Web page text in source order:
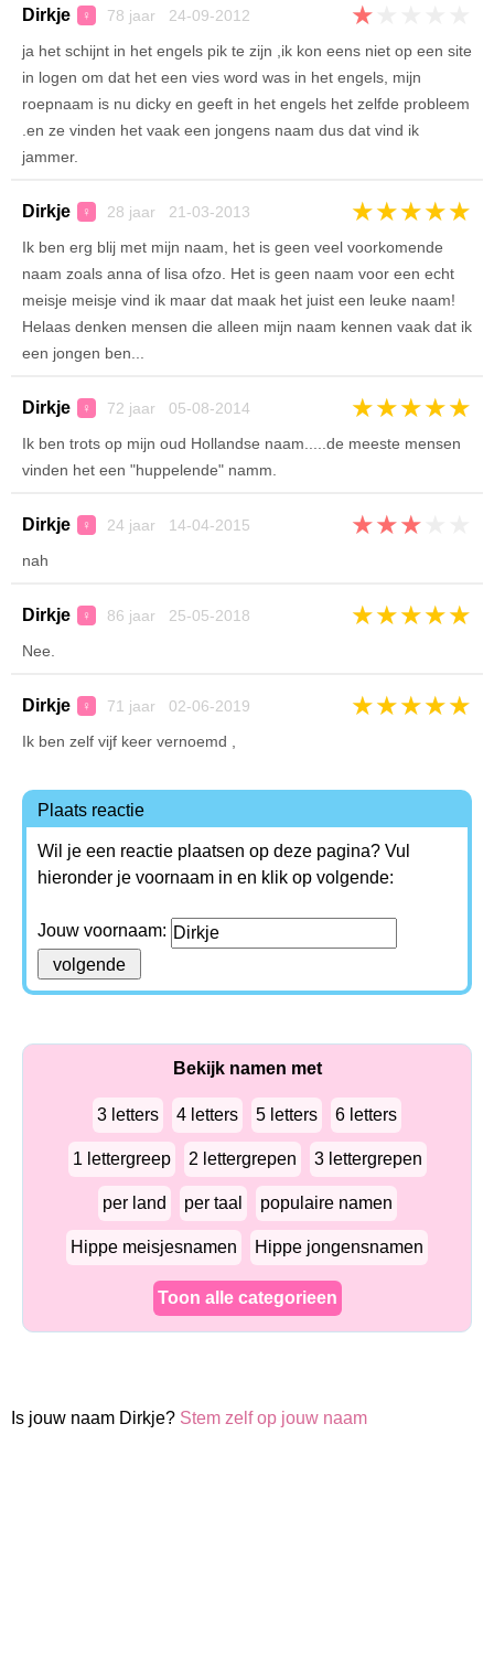
Dirkje ♀ 78 jaar 24-09-2012 ★
ja het schijnt in het engels pik te zijn ,ik kon eens niet op een site
in logen om dat het een vies word was in het engels, mijn
roepnaam is nu dicky en geeft in het engels het zelfde probleem
.en ze vinden het vaak een jongens naam dus dat vind ik
jammer.
Dirkje ♀ 28 jaar 21-03-2013 ★★★★★
Ik ben erg blij met mijn naam, het is geen veel voorkomende
naam zoals anna of lisa ofzo. Het is geen naam voor een echt
meisje meisje vind ik maar dat maak het juist een leuke naam!
Helaas denken mensen die alleen mijn naam kennen vaak dat ik
een jongen ben...
Dirkje ♀ 72 jaar 05-08-2014 ★★★★★
Ik ben trots op mijn oud Hollandse naam.....de meeste mensen
vinden het een "huppelende" namm.
Dirkje ♀ 24 jaar 14-04-2015 ★★★
nah
Dirkje ♀ 86 jaar 25-05-2018 ★★★★★
Nee.
Dirkje ♀ 71 jaar 02-06-2019 ★★★★★
Ik ben zelf vijf keer vernoemd ,
Plaats reactie
Wil je een reactie plaatsen op deze pagina? Vul
hieronder je voornaam in en klik op volgende:
Jouw voornaam:
Bekijk namen met
3 letters 4 letters 5 letters 6 letters
1 lettergreep 2 lettergrepen 3 lettergrepen
per land per taal populaire namen
Hippe meisjesnamen Hippe jongensnamen
Toon alle categorieen
Is jouw naam Dirkje? Stem zelf op jouw naam